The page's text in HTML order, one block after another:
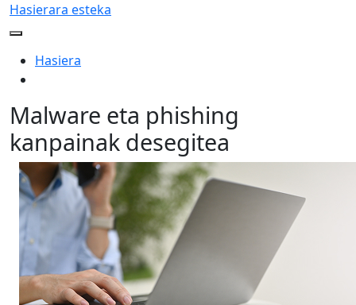
Hasierara esteka
Hasiera
Malware eta phishing
kanpainak desegitea